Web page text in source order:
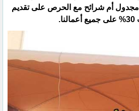
أم شرائح مع الحرص على تقديم